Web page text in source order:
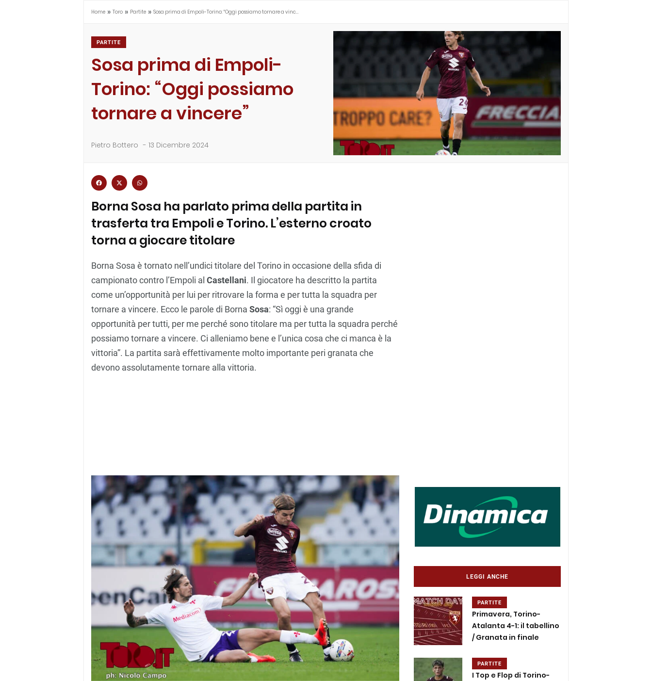
Home » Toro » Partite » Sosa prima di Empoli-Torino: “Oggi possiamo tornare a vinc…
PARTITE
Sosa prima di Empoli-
Torino: “Oggi possiamo
tornare a vincere”
Pietro Bottero - 13 Dicembre 2024
Borna Sosa ha parlato prima della partita in
trasferta tra Empoli e Torino. L’esterno croato
torna a giocare titolare
Borna Sosa è tornato nell’undici titolare del Torino in occasione della sfida di
campionato contro l’Empoli al Castellani. Il giocatore ha descritto la partita
come un’opportunità per lui per ritrovare la forma e per tutta la squadra per
tornare a vincere. Ecco le parole di Borna Sosa: “Sì oggi è una grande
opportunità per tutti, per me perché sono titolare ma per tutta la squadra perché
possiamo tornare a vincere. Ci alleniamo bene e l’unica cosa che ci manca è la
vittoria”. La partita sarà effettivamente molto importante peri granata che
devono assolutamente tornare alla vittoria.
LEGGI ANCHE
PARTITE
Primavera, Torino-
Atalanta 4-1: il tabellino
/ Granata in finale
PARTITE
I Top e Flop di Torino-